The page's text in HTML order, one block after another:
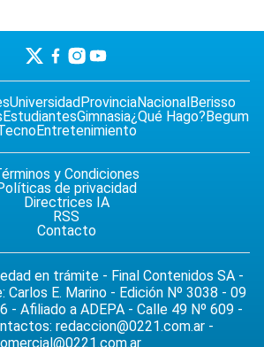
UniversidadProvinciaNacionalBerisso
EstudiantesGimnasia¿Qué Hago?Begum
Entretenimiento
y Condiciones
de privacidad
Directrices IA
RSS
Contacto
en trámite - Final Contenidos SA -
Carlos E. Marino - Edición Nº 3038 - 09
- Afiliado a ADEPA - Calle 49 Nº 609 -
redaccion@0221.com.ar -